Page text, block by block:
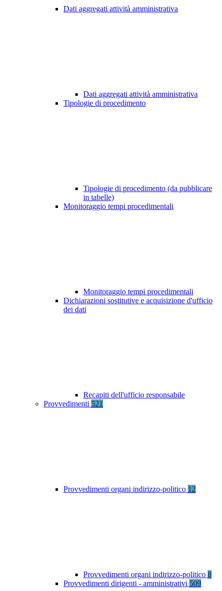
Dati aggregati attività amministrativa
Dati aggregati attività amministrativa
Tipologie di procedimento
Tipologie di procedimento (da pubblicare
in tabelle)
Monitoraggio tempi procedimentali
Monitoraggio tempi procedimentali
Dichiarazioni sostitutive e acquisizione d'ufficio
dei dati
Recapiti dell'ufficio responsabile
Provvedimenti 521
Provvedimenti organi indirizzo-politico 12
Provvedimenti organi indirizzo-politico 8
Provvedimenti dirigenti - amministrativi 509